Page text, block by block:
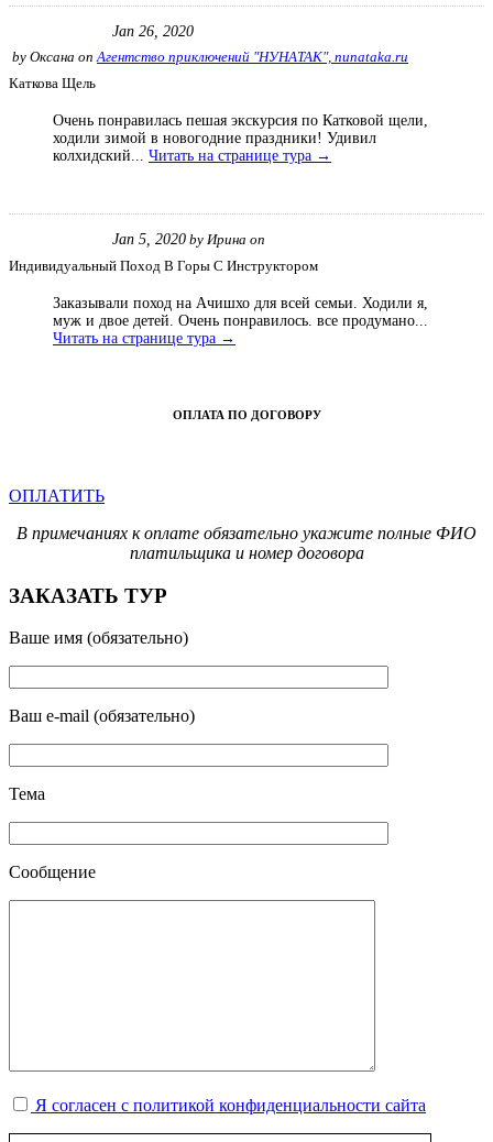
Jan 26, 2020
by Оксана onАгентство приключений "НУНАТАК", nunataka.ru
Каткова Щель
Очень понравилась пешая экскурсия по Катковой щели,
ходили зимой в новогодние праздники! Удивил
колхидский... Читать на странице тура →
Jan 5, 2020 by Ирина on
Индивидуальный Поход В Горы С Инструктором
Заказывали поход на Ачишхо для всей семьи. Ходили я,
муж и двое детей. Очень понравилось. все продумано...
Читать на странице тура →
ОПЛАТА ПО ДОГОВОРУ
ОПЛАТИТЬ
В примечаниях к оплате обязательно укажите полные ФИО
платильщика и номер договора
ЗАКАЗАТЬ ТУР
Ваше имя (обязательно)
Ваш e-mail (обязательно)
Тема
Сообщение
Я согласен с политикой конфиденциальности сайта